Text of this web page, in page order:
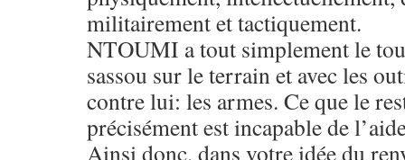
militairement et tactiquement.
NTOUMI a tout simplement le
sassou sur le terrain et avec les
contre lui: les armes. Ce que le
précisément est incapable de
Ainsi donc, dans votre idée du